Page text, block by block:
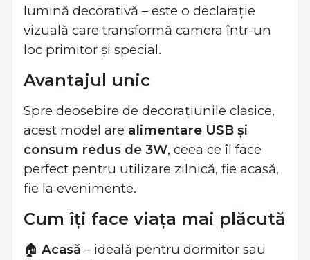
lumină decorativă – este o declarație
vizuală care transformă camera într-un
loc primitor și special.
Avantajul unic
Spre deosebire de decorațiunile clasice,
acest model are alimentare USB și
consum redus de 3W, ceea ce îl face
perfect pentru utilizare zilnică, fie acasă,
fie la evenimente.
Cum îți face viața mai plăcută
🏠 Acasă – ideală pentru dormitor sau